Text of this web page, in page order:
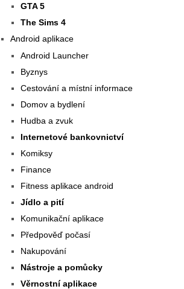
GTA 5
The Sims 4
Android aplikace
Android Launcher
Byznys
Cestování a místní informace
Domov a bydlení
Hudba a zvuk
Internetové bankovnictví
Komiksy
Finance
Fitness aplikace android
Jídlo a pití
Komunikační aplikace
Předpověď počasí
Nakupování
Nástroje a pomůcky
Věrnostní aplikace